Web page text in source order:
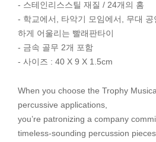
- 스테인리스스틸 재질 / 24개의 홈
- 학교에서, 타악기 모임에서, 무대
하게 어울리는 빨래판타이
- 금속 골무 2개 포함
- 사이즈 : 40 X 9 X 1.5cm
When you choose the Trophy
percussive applications,
you’re patronizing a company
timeless-sounding percussion